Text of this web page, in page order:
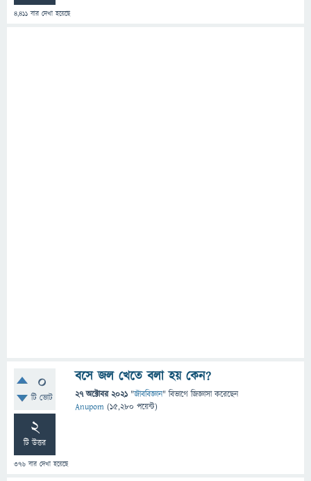
4,411 বার দেখা হয়েছে
0
টি ভোট
2
টি উত্তর
376 বার দেখা হয়েছে
বসে জল খেতে বলা হয় কেন?
27 অক্টোবর 2021 "জীববিজ্ঞান" বিভাগে জিজ্ঞাসাকরেছেন
Anupom (15,280 পয়েন্ট)